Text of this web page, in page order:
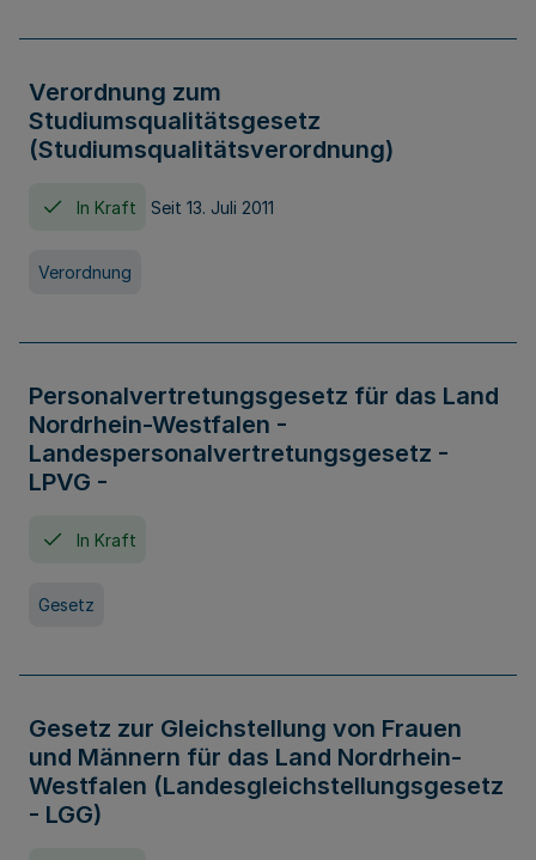
Verordnung zum
Studiumsqualitätsgesetz
(Studiumsqualitätsverordnung)
In Kraft Seit 13. Juli 2011
Verordnung
Personalvertretungsgesetz für das Land
Nordrhein-Westfalen -
Landespersonalvertretungsgesetz -
LPVG -
In Kraft
Gesetz
Gesetz zur Gleichstellung von Frauen
und Männern für das Land Nordrhein-
Westfalen (Landesgleichstellungsgesetz
- LGG)